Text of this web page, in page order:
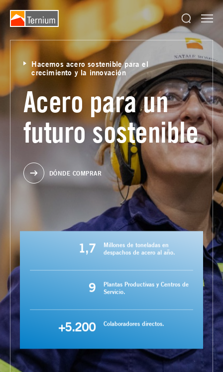
Hacemos acero sostenible para el
crecimiento y la innovación
Acero para un
futuro sostenible
DÓNDE COMPRAR
1,7
Millones de toneladas en
despachos de acero al año.
9
Plantas Productivas y Centros de
Servicio.
+5.200 Colaboradores directos.